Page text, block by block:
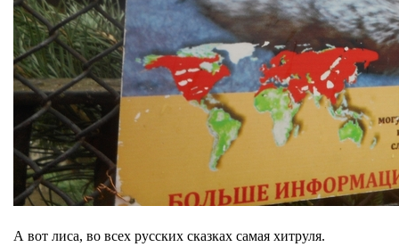
А вот лиса, во всех русских сказках самая хитруля.